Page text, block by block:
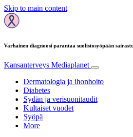
Skip to main content
Varhainen diagnoosi parantaa suolistosyöpään
Kansanterveys Mediaplanet
Dermatologia ja ihonhoito
Diabetes
Sydän ja verisuonitaudit
Kultaiset vuodet
Syöpä
More